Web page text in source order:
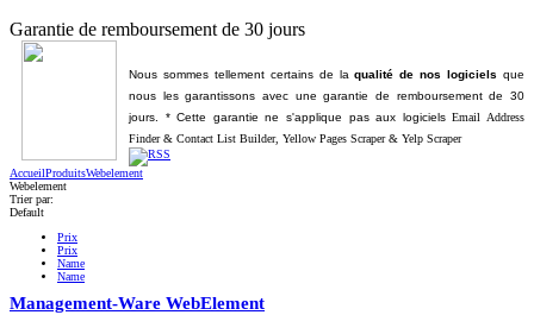
Garantie de remboursement de 30 jours
Nous sommes tellement certains de laqualité de nos logiciels que
nous les garantissons avec une garantie de remboursement de 30
jours . * Cette garantie ne s'applique pas aux logicielsEmail Address
Finder & Contact List Builder, Yellow Pages Scraper & Yelp Scraper
AccueilProduitsWebelement
Webelement
Trier par:
Default
Prix
Prix
Name
Name
Management-Ware WebElement